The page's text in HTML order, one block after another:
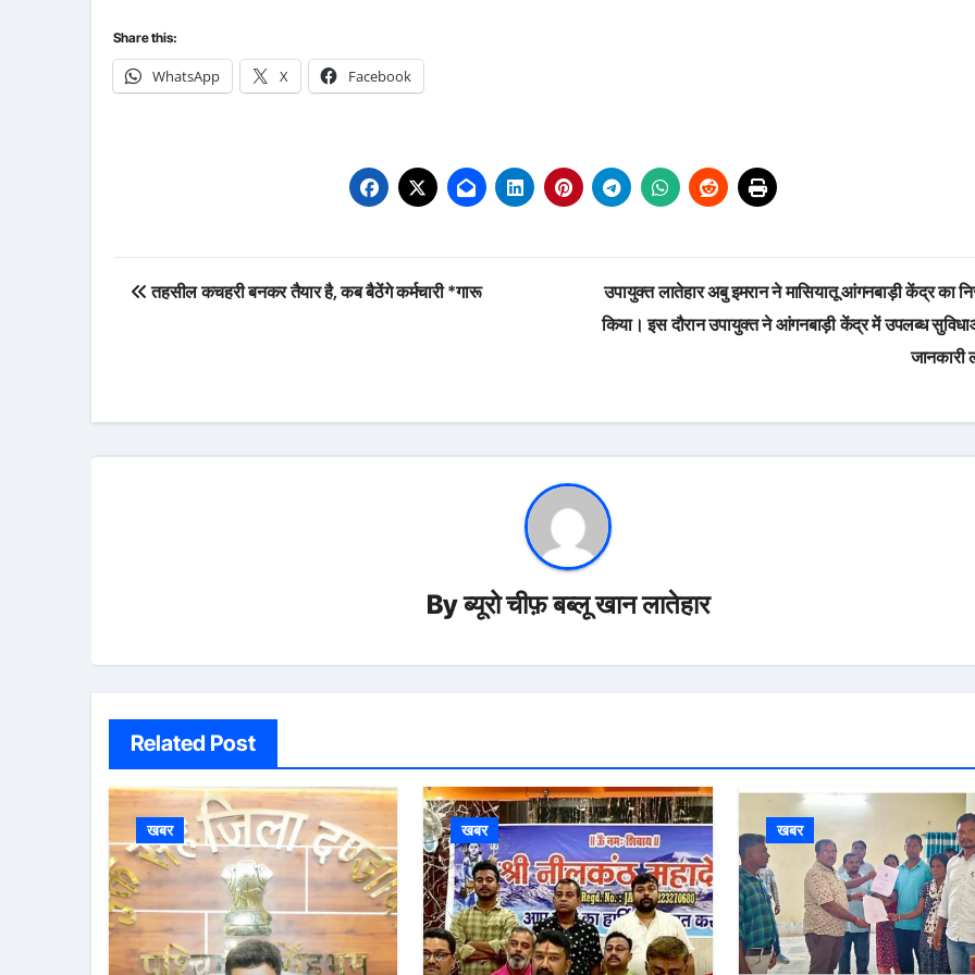
Share this:
WhatsApp X Facebook
Post
तहसील कचहरी बनकर तैयार है, कब बैठेंगे कर्मचारी *गारू
उपायुक्त लातेहार अबु इमरान ने मासियातू आंगनबाड़ी केंद्र का
किया। इस दौरान उपायुक्त ने आंगनबाड़ी केंद्र में उपलब्ध
जानकारी
Byब्यूरो चीफ़ बब्लू खान लातेहार
Related Post
खबर खबर खबर